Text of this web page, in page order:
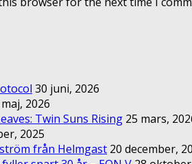
30 juni, 2026
2026
Twin Suns Rising 25 mars,
2025
från Helmgast 20 december,